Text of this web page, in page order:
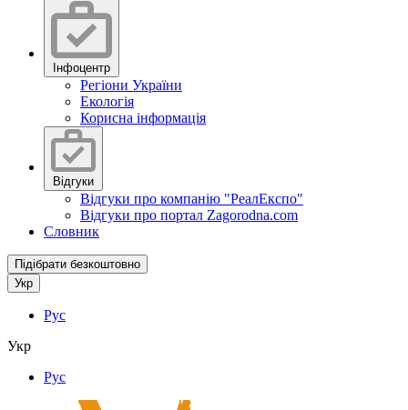
Інфоцентр
Регіони України
Екологія
Корисна інформація
Відгуки
Відгуки про компанію "РеалЕкспо"
Відгуки про портал Zagorodna.com
Словник
Підібрати безкоштовно
Укр
Рус
Укр
Рус